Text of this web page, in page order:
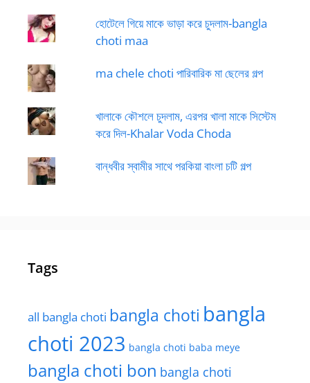
হোটেলে গিয়ে মাকে ভাড়া করে চুদলাম-bangla
choti maa
ma chele choti পারিবারিক মা ছেলের গল্প
খালাকে কৌশলে চুদলাম, এরপর খালা মাকে সিস্টেম
করে দিল-Khalar Voda Choda
বান্ধবীর স্বামীর সাথে পরকিয়া বাংলা চটি গল্প
Tags
all bangla choti bangla choti bangla
choti 2023 bangla choti baba meye
bangla choti bon bangla choti